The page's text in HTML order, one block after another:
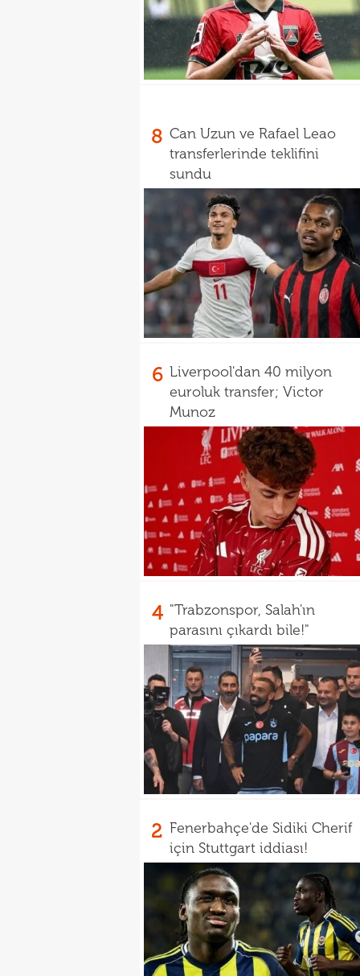
8 Can Uzun ve Rafael Leao
transferlerinde teklifini
sundu
6 Liverpool'dan 40 milyon
euroluk transfer; Victor
Munoz
4 "Trabzonspor, Salah'ın
parasını çıkardı bile!"
2 Fenerbahçe'de Sidiki Cherif
için Stuttgart iddiası!